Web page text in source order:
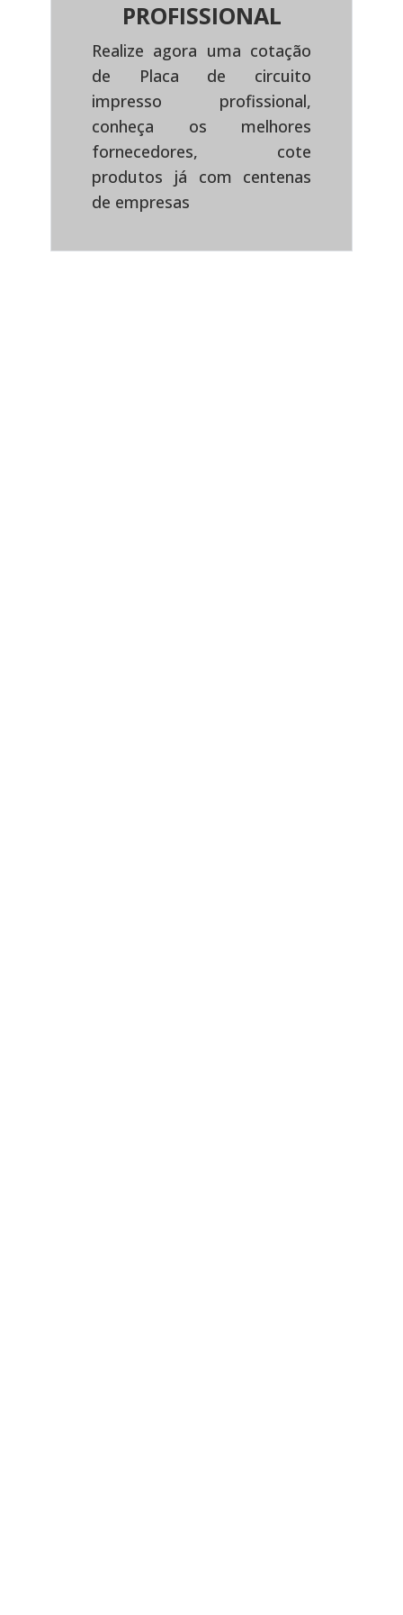
PROFISSIONAL
Realize agora uma cotação
de Placa de circuito
impresso profissional,
conheça os melhores
fornecedores, cote
produtos já com centenas
de empresas